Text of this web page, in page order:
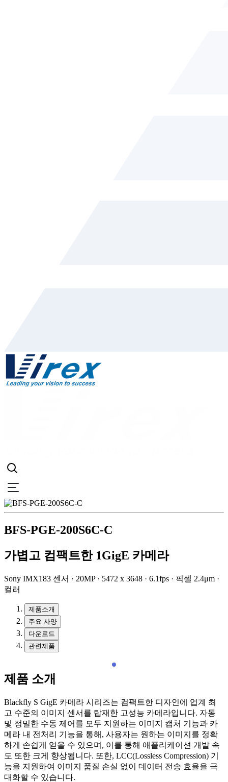
BFS-PGE-200S6C-C
가볍고 컴팩트한 1GigE 카메라
Sony IMX183 센서 · 20MP · 5472 x 3648 · 6.1fps · 픽셀 2.4μm ·
컬러
제품소개
주요 사양
다운로드
관련제품
제품 소개
Blackfly S GigE 카메라 시리즈는 컴팩트한 디자인에 업계 최
고 수준의 이미지 센서를 탑재한 고성능 카메라입니다. 자동
및 정밀한 수동 제어를 모두 지원하는 이미지 캡처 기능과 카
메라 내 전처리 기능을 통해, 사용자는 원하는 이미지를 정확
하게 손쉽게 얻을 수 있으며, 이를 통해 애플리케이션 개발 속
도 또한 크게 향상됩니다. 또한, LCC(Lossless Compression) 기
능을 지원하여 이미지 품질 손실 없이 데이터 전송 효율을 극
대화할 수 있습니다.